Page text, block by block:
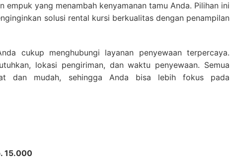
empuk yang menambah kenyamanan tamu Anda. Pilihan ini
solusi rental kursi berkualitas dengan penampilan
cukup menghubungi layanan penyewaan terpercaya.
lokasi pengiriman, dan waktu penyewaan. Semua
dan mudah, sehingga Anda bisa lebih fokus pada
15.000